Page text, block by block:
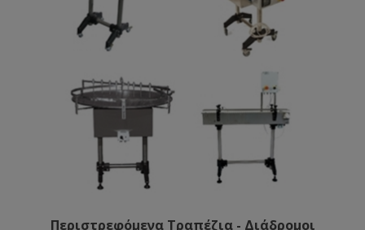
Περιστρεφόμενα Τραπέζια - Διάδρομοι